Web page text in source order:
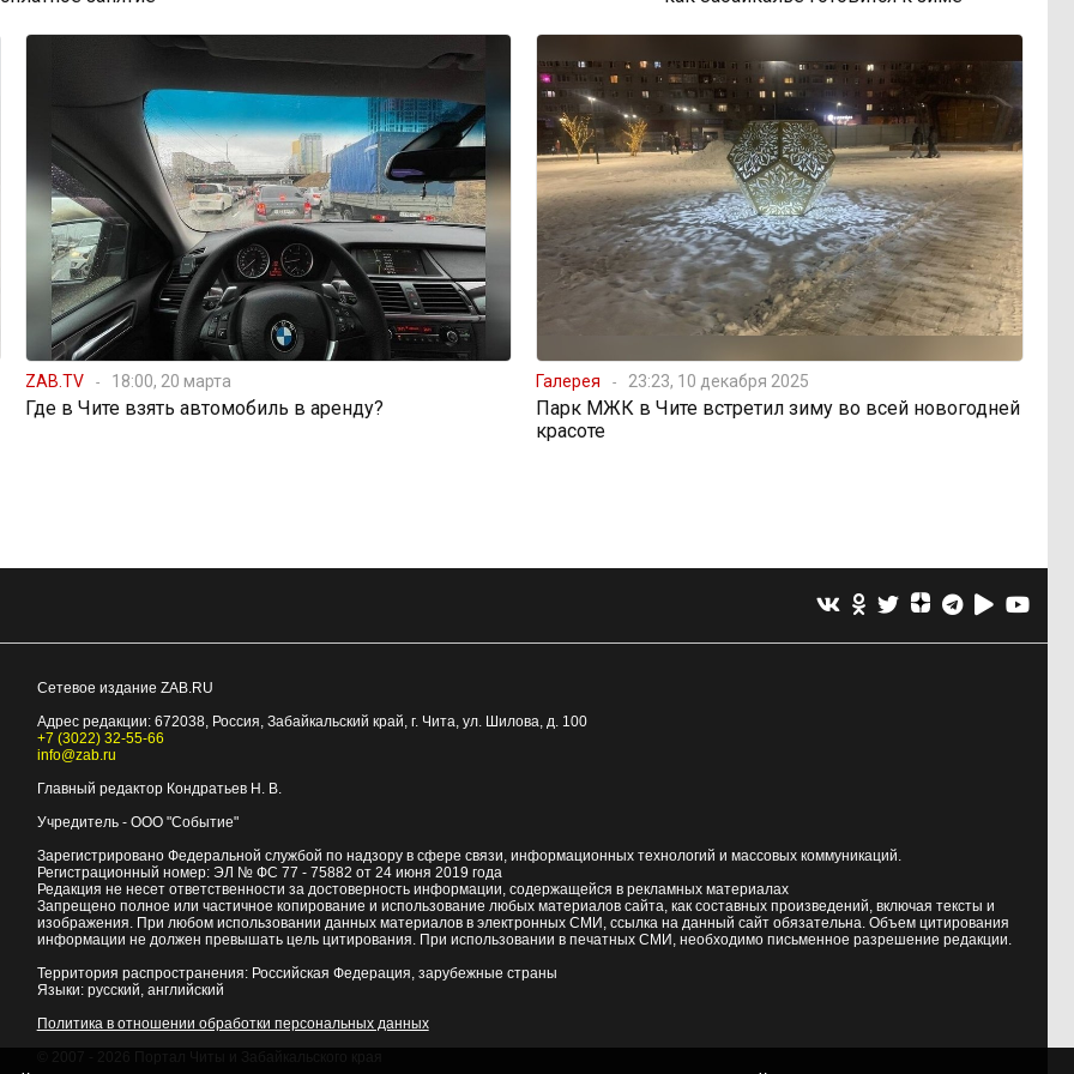
ZAB.TV 18:00, 20 марта
Где в Чите взять автомобиль в аренду?
Галерея 23:23, 10 декабря 2025
Парк МЖК в Чите встретил зиму во всей новогодней
красоте
Сетевое издание ZAB.RU
Адрес редакции: 672038, Россия, Забайкальский край, г. Чита, ул. Шилова, д. 100
+7 (3022) 32-55-66
info@zab.ru
Главный редактор Кондратьев Н. В.
Учредитель - ООО "Событие"
Зарегистрировано Федеральной службой по надзору в сфере связи, информационных технологий и массовых коммуникаций.
Регистрационный номер: ЭЛ № ФС 77 - 75882 от 24 июня 2019 года
Редакция не несет ответственности за достоверность информации, содержащейся в рекламных материалах
Запрещено полное или частичное копирование и использование любых материалов сайта, как составных произведений, включая тексты и
изображения. При любом использовании данных материалов в электронных СМИ, ссылка на данный сайт обязательна. Объем цитирования
информации не должен превышать цель цитирования. При использовании в печатных СМИ, необходимо письменное разрешение редакции.
Территория распространения: Российская Федерация, зарубежные страны
Языки: русский, английский
Политика в отношении обработки персональных данных